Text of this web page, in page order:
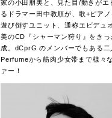
家の小田朋美と、見た目/動きがエ
るドラマー田中教順が、歌+ピア
遊び倒すユニット、通称エビデュ
美のCD『シャーマン狩り』をき
成。dCprG のメンバーでもある二
Perfumeから筋肉少女帯まで様々
ァー！